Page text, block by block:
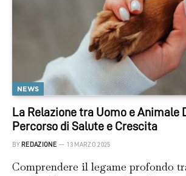
NEWS
La Relazione tra Uomo e Animale
Percorso di Salute e Crescita
BY REDAZIONE 13 MARZO 2025
Comprendere il legame profondo